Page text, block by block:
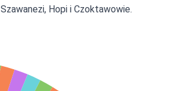
Szawanezi, Hopi i Czoktawowie.